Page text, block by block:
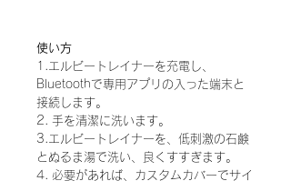
使い方
1.エルビートレイナーを充電し、
Bluetoothで専用アプリの入った端末と
接続します。
2. 手を清潔に洗います。
3.エルビートレイナーを、低刺激の石鹸
とぬるま湯で洗い、良くすすぎます。
4. 必要があれば、カスタムカバーでサイ